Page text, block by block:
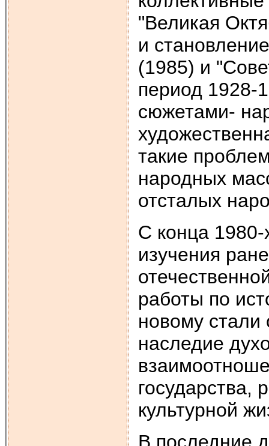
"Великая
и
(1985) и
период 1928-
сюжетами-
такие
народных
отсталых
С конца 1980-
изучения
работы по
новому стали
наследие
государства,
культурной
В последние